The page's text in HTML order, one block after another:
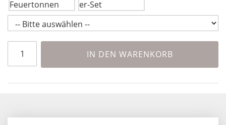
IN DEN WARENKORB